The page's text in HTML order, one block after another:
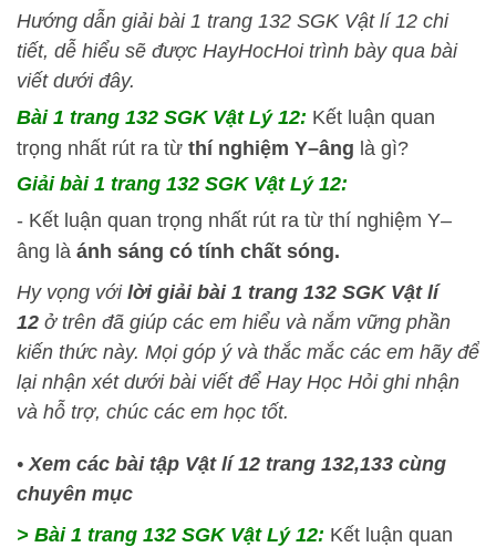
Hướng dẫn giải bài 1 trang 132 SGK Vật lí 12 chi
tiết, dễ hiểu sẽ được HayHocHoi trình bày qua bài
viết dưới đây.
Bài 1 trang 132 SGK Vật Lý 12: Kết luận quan
trọng nhất rút ra từ thí nghiệm Y–âng là gì?
Giải bài 1 trang 132 SGK Vật Lý 12:
- Kết luận quan trọng nhất rút ra từ thí nghiệm Y–
âng là ánh sáng có tính chất sóng.
Hy vọng với lời giải bài 1 trang 132 SGK Vật lí
12 ở trên đã giúp các em hiểu và nắm vững phần
kiến thức này. Mọi góp ý và thắc mắc các em hãy để
lại nhận xét dưới bài viết để Hay Học Hỏighi nhận
và hỗ trợ, chúc các em học tốt.
•Xem các bài tập Vật lí 12 trang 132,133 cùng
chuyên mục
> Bài 1 trang 132 SGK Vật Lý 12: Kết luận quan